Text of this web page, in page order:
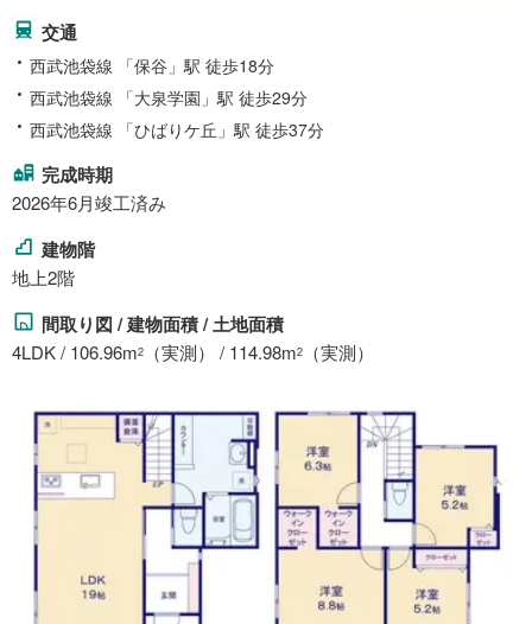
交通
西武池袋線 「保谷」駅 徒歩18分
西武池袋線 「大泉学園」駅 徒歩29分
西武池袋線 「ひばりケ丘」駅 徒歩37分
完成時期
2026年6月竣工済み
建物階
地上2階
間取り図 / 建物面積 / 土地面積
4LDK / 106.96m2 （実測） / 114.98m2 （実測）